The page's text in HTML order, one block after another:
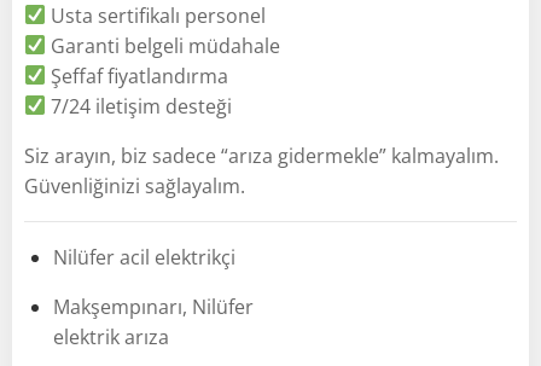
Usta sertifikalı personel
Garanti belgeli müdahale
Şeffaf fiyatlandırma
7/24 iletişim desteği
Siz arayın, biz sadece “arıza gidermekle” kalmayalım.
Güvenliğinizi sağlayalım.
Nilüfer acil elektrikçi
Makşempınarı, Nilüfer
elektrik arıza